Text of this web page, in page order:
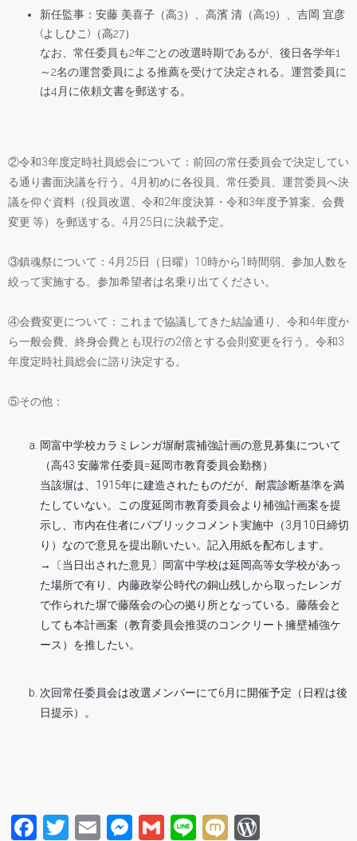
新任監事：安藤 美喜子（高3）、高濱 清（高19）、吉岡 宜彦
(よしひこ)（高27）
なお、常任委員も2年ごとの改選時期であるが、後日各学年1
～2名の運営委員による推薦を受けて決定される。運営委員に
は4月に依頼文書を郵送する。
②令和3年度定時社員総会について：前回の常任委員会で決定してい
る通り書面決議を行う。4月初めに各役員、常任委員、運営委員へ決
議を仰ぐ資料（役員改選、令和2年度決算・令和3年度予算案、会費
変更 等）を郵送する。4月25日に決裁予定。
③鎮魂祭について：4月25日（日曜）10時から1時間弱、参加人数を
絞って実施する。参加希望者は名乗り出てください。
④会費変更について：これまで協議してきた結論通り、令和4年度か
ら一般会費、終身会費とも現行の2倍とする会則変更を行う。令和3
年度定時社員総会に諮り決定する。
⑤その他：
岡富中学校カラミレンガ塀耐震補強計画の意見募集について
（高43 安藤常任委員=延岡市教育委員会勤務）
当該塀は、1915年に建造されたものだが、耐震診断基準を満
たしていない。この度延岡市教育委員会より補強計画案を提
示し、市内在住者にパブリックコメント実施中（3月10日締切
り）なので意見を提出願いたい。記入用紙を配布します。
→〔当日出された意見〕岡富中学校は延岡高等女学校があっ
た場所で有り、内藤政挙公時代の銅山残しから取ったレンガ
で作られた塀で藤蔭会の心の拠り所となっている。藤蔭会と
しても本計画案（教育委員会推奨のコンクリート擁壁補強ケ
ース）を推したい。
次回常任委員会は改選メンバーにて6月に開催予定（日程は後
日提示）。
Facebook
Twitter
EmailMessenger
Gmail
LineMixi